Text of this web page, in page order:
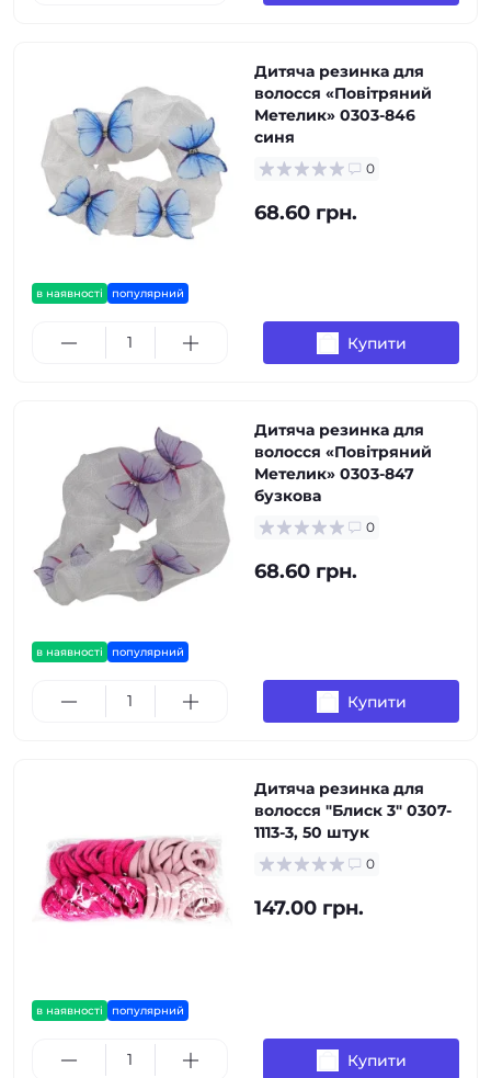
в наявності популярний
Дитяча резинка для
волосся «Повітряний
Метелик» 0303-846
синя
0
68.60 грн.
Купити
в наявності популярний
Дитяча резинка для
волосся «Повітряний
Метелик» 0303-847
бузкова
0
68.60 грн.
Купити
в наявності популярний
Дитяча резинка для
волосся "Блиск 3" 0307-
1113-3, 50 штук
0
147.00 грн.
Купити